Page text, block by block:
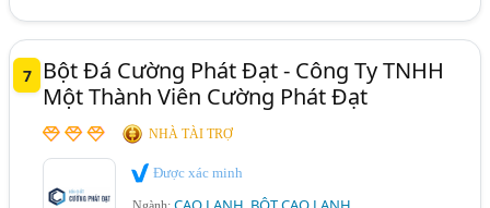
7
Bột Đá Cường Phát Đạt - Công Ty TNHH
Một Thành Viên Cường Phát Đạt
NHÀ TÀI TRỢ
Được xác minh